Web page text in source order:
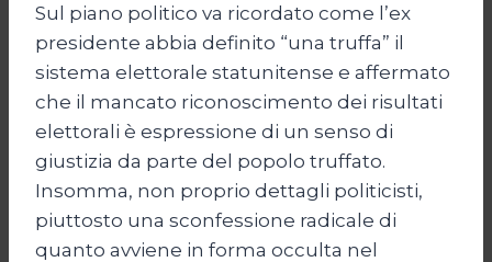
Sul piano politico va ricordato come l’ex
presidente abbia definito “una truffa” il
sistema elettorale statunitense e affermato
che il mancato riconoscimento dei risultati
elettorali è espressione di un senso di
giustizia da parte del popolo truffato.
Insomma, non proprio dettagli politicisti,
piuttosto una sconfessione radicale di
quanto avviene in forma occulta nel